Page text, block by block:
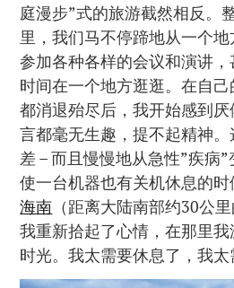
庭漫步”式的旅游截然相反。
里，我们马不停蹄地从一个地
参加各种各样的会议和演讲
时间在一个地方逛逛。在自
都消退殆尽后，我开始感到
言都毫无生趣，提不起精神
差 – 而且慢慢地从急性”疾病
使一台机器也有关机休息的
海南 （距离大陆南部约30公
我重新拾起了心情，在那里
时光。我太需要休息了，我太